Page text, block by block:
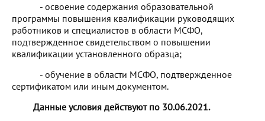
- освоение содержания образовательной
программы повышения квалификации руководящих
работников и специалистов в области МСФО,
подтвержденное свидетельством о повышении
квалификации установленного образца;
- обучение в области МСФО, подтвержденное
сертификатом или иным документом.
Данные условия действуют по 30.06.2021.